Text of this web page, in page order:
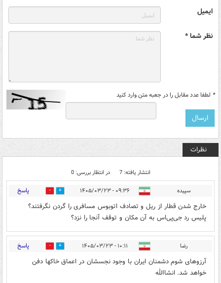
ایمیل
نظر شما *
* لطفا عدد مقابل را در جعبه متن وارد کنید
نظرات
انتشار یافته: 7 در انتظار بررسی: 0
سپیده ۰۹:۳۶ - ۱۴۰۵/۰۳/۲۳ 0 پاسخ
خارج شدن قطار از ریل و تصادف اتوبوس مسافری را گردن نگرفتند؟
پلیس رد جی‌پی‌اس به آن مکان و توقف آنجا را نزد؟
رضا ۱۰:۱۱ - ۱۴۰۵/۰۳/۲۳ 3 پاسخ
آرزوهای شوم دشمنان ایران با وجود نجسشان در اعماق خاکها دفن
خواهد شد. انشاالله